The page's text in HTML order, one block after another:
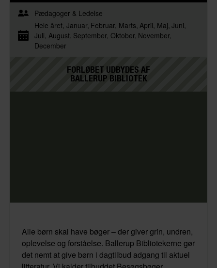
Pædagoger & Ledelse
Hele året Januar Februar Marts April Maj Juni
Juli August September Oktober November
December
FORLØBET UDBYDES AF
BALLERUP BIBLIOTEK
Alle børn skal have bøger – der giver grin, undren,
oplevelse og forståelse. Ballerup Bibliotekerne gør
det nemt at give børn i dagtilbud adgang til aktuel